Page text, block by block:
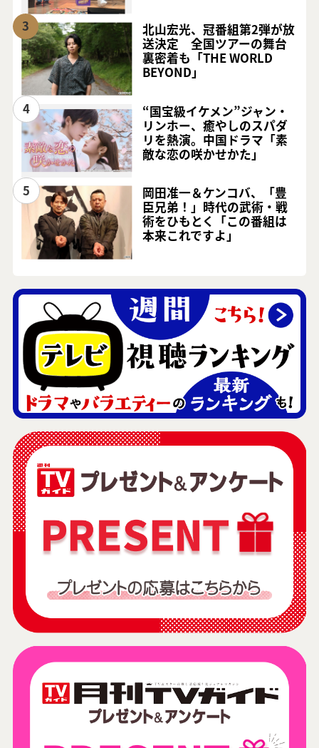
3
北山宏光、冠番組第2弾が放
送決定 全国ツアーの舞台
裏密着も「THE WORLD
BEYOND」
4
“国宝級イケメン”ジャン・
リンホー、癒やしのスパダ
リを熱演。中国ドラマ「素
敵な恋の咲かせかた」
5
岡田准一＆ケンコバ、「豊
臣兄弟！」時代の武術・戦
術をひもとく「この番組は
本来これですよ」